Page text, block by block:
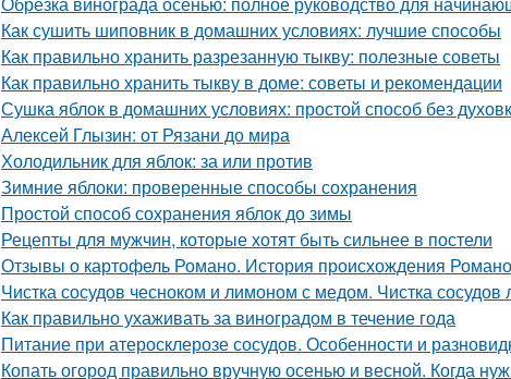
Как сушить шиповник в домашних условиях: лучшие способы
Как правильно хранить разрезанную тыкву: полезные советы
Как правильно хранить тыкву в доме: советы и рекомендации
Сушка яблок в домашних условиях: простой способ без
Алексей Глызин: от Рязани до мира
Холодильник для яблок: за или против
Зимние яблоки: проверенные способы сохранения
Простой способ сохранения яблок до зимы
Рецепты для мужчин, которые хотят быть сильнее в постели
Отзывы о картофель Романо. История происхождения Романо
Чистка сосудов чесноком и лимоном с медом. Чистка
Как правильно ухаживать за виноградом в течение года
Питание при атеросклерозе сосудов. Особенности и
Копать огород правильно вручную осенью и весной. Когда